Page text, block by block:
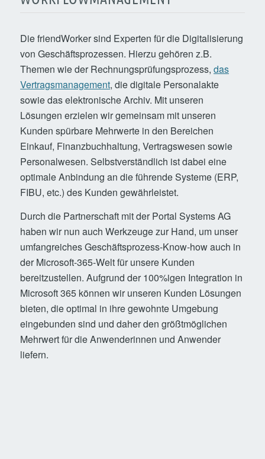
Die friendWorker sind Experten für die Digitalisierung
von Geschäftsprozessen. Hierzu gehören z.B.
Themen wie der Rechnungsprüfungsprozess, das
Vertragsmanagement, die digitale Personalakte
sowie das elektronische Archiv. Mit unseren
Lösungen erzielen wir gemeinsam mit unseren
Kunden spürbare Mehrwerte in den Bereichen
Einkauf, Finanzbuchhaltung, Vertragswesen sowie
Personalwesen. Selbstverständlich ist dabei eine
optimale Anbindung an die führende Systeme (ERP,
FIBU, etc.) des Kunden gewährleistet.
Durch die Partnerschaft mit der Portal Systems AG
haben wir nun auch Werkzeuge zur Hand, um unser
umfangreiches Geschäftsprozess-Know-how auch in
der Microsoft-365-Welt für unsere Kunden
bereitzustellen. Aufgrund der 100%igen Integration in
Microsoft 365 können wir unseren Kunden Lösungen
bieten, die optimal in ihre gewohnte Umgebung
eingebunden sind und daher den größtmöglichen
Mehrwert für die Anwenderinnen und Anwender
liefern.